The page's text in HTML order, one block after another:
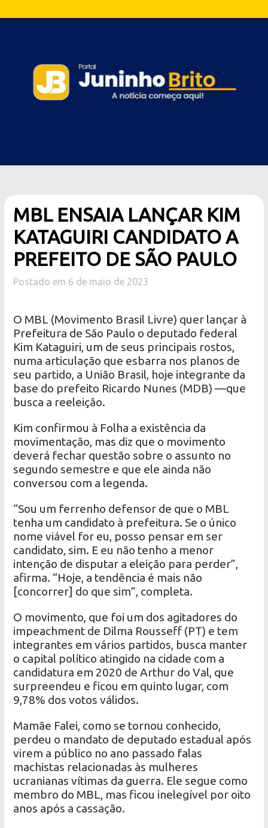
MBL ENSAIA LANÇAR KIM
KATAGUIRI CANDIDATO A
PREFEITO DE SÃO PAULO
Postado em 6 de maio de 2023
O MBL (Movimento Brasil Livre) quer lançar à
Prefeitura de São Paulo o deputado federal
Kim Kataguiri, um de seus principais rostos,
numa articulação que esbarra nos planos de
seu partido, a União Brasil, hoje integrante da
base do prefeito Ricardo Nunes (MDB) —que
busca a reeleição.
Kim confirmou à Folha a existência da
movimentação, mas diz que o movimento
deverá fechar questão sobre o assunto no
segundo semestre e que ele ainda não
conversou com a legenda.
“Sou um ferrenho defensor de que o MBL
tenha um candidato à prefeitura. Se o único
nome viável for eu, posso pensar em ser
candidato, sim. E eu não tenho a menor
intenção de disputar a eleição para perder”,
afirma. “Hoje, a tendência é mais não
[concorrer] do que sim”, completa.
O movimento, que foi um dos agitadores do
impeachment de Dilma Rousseff (PT) e tem
integrantes em vários partidos, busca manter
o capital político atingido na cidade com a
candidatura em 2020 de Arthur do Val, que
surpreendeu e ficou em quinto lugar, com
9,78% dos votos válidos.
Mamãe Falei, como se tornou conhecido,
perdeu o mandato de deputado estadual após
virem a público no ano passado falas
machistas relacionadas às mulheres
ucranianas vítimas da guerra. Ele segue como
membro do MBL, mas ficou inelegível por oito
anos após a cassação.